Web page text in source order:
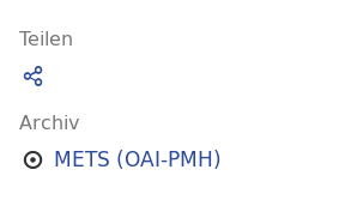
Teilen
Archiv
METS (OAI-PMH)